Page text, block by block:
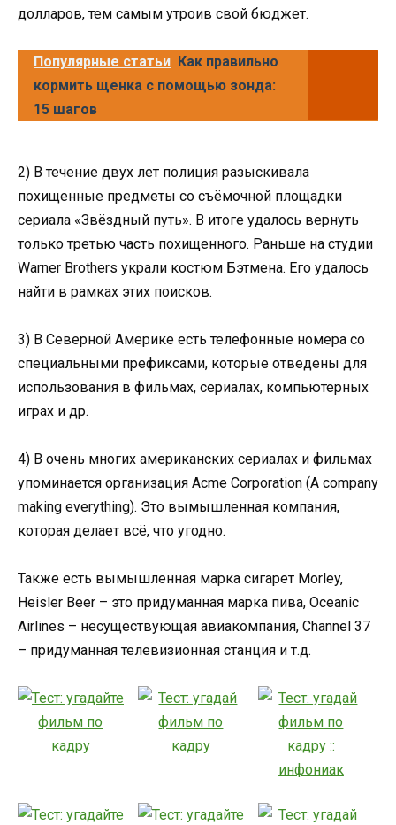
долларов, тем самым утроив свой бюджет.
Популярные статьи Как правильно
кормить щенка с помощью зонда:
15 шагов
2) В течение двух лет полиция разыскивала
похищенные предметы со съёмочной площадки
сериала «Звёздный путь». В итоге удалось вернуть
только третью часть похищенного. Раньше на студии
Warner Brothers украли костюм Бэтмена. Его удалось
найти в рамках этих поисков.
3) В Северной Америке есть телефонные номера со
специальными префиксами, которые отведены для
использования в фильмах, сериалах, компьютерных
играх и др.
4) В очень многих американских сериалах и фильмах
упоминается организация Acme Corporation (A company
making everything). Это вымышленная компания,
которая делает всё, что угодно.
Также есть вымышленная марка сигарет Morley,
Heisler Beer – это придуманная марка пива, Oceanic
Airlines – несуществующая авиакомпания, Channel 37
– придуманная телевизионная станция и т.д.